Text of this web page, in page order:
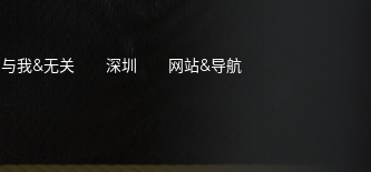
与我&无关 深圳 网站&导航